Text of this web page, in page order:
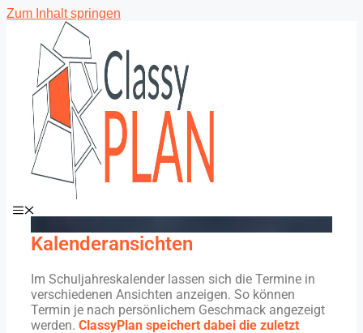
Zum Inhalt springen
Kalenderansichten
Im Schuljahreskalender lassen sich die Termine in
verschiedenen Ansichten anzeigen. So können
Termin je nach persönlichem Geschmack angezeigt
werden. ClassyPlan speichert dabei die zuletzt